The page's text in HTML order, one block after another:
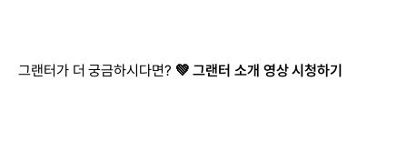
그랜터가 더 궁금하시다면? 💚 그랜터 소개 영상 시청하기